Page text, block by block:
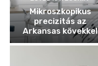
Mikroszkopikus
precizitás az
Arkansas kövekkel